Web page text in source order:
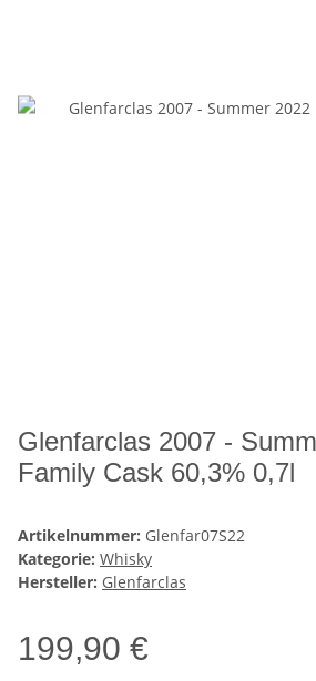
Glenfarclas 2007 -
Family Cask 60,3% 0,7l
Artikelnummer: Glenfar07S22
Kategorie: Whisky
Hersteller: Glenfarclas
199,90 €